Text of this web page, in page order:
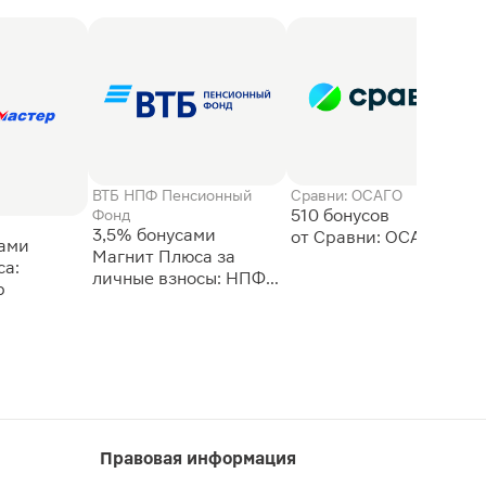
ВТБ НПФ Пенсионный
Фонд
3,5% бонусами
Магнит Плюса за
личные взносы: НПФ
Сравни: ОСАГО
510 бонусов
Правовая информация